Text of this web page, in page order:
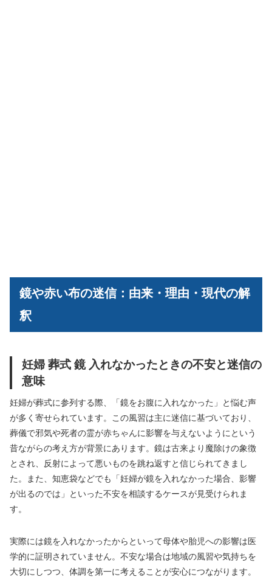
鏡や赤い布の迷信：由来・理由・現代の解
釈
妊婦 葬式 鏡 入れなかったときの不安と迷信の
意味
妊婦が葬式に参列する際、「鏡をお腹に入れなかった」と悩む声
が多く寄せられています。この風習は主に迷信に基づいており、
葬儀で邪気や死者の霊が赤ちゃんに影響を与えないようにという
昔ながらの考え方が背景にあります。鏡は古来より魔除けの象徴
とされ、反射によって悪いものを跳ね返すと信じられてきまし
た。また、知恵袋などでも「妊婦が鏡を入れなかった場合、影響
が出るのでは」といった不安を相談するケースが見受けられま
す。
実際には鏡を入れなかったからといって母体や胎児への影響は医
学的に証明されていません。不安な場合は地域の風習や気持ちを
大切にしつつ、体調を第一に考えることが安心につながります。